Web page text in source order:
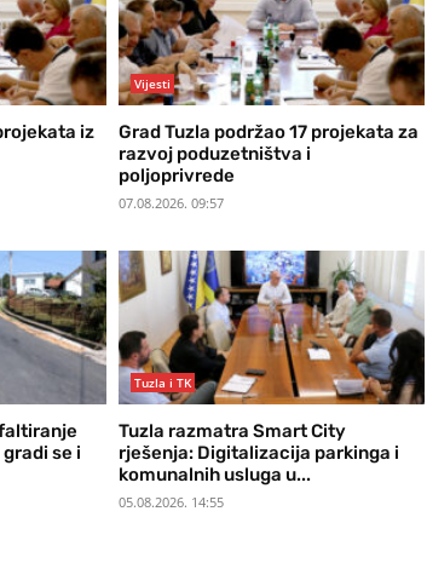
iz
Vijesti
Grad Tuzla podržao 17 projekata za
razvoj poduzetništva i
poljoprivrede
07.08.2026. 09:57
se i
Tuzla i TK
Tuzla razmatra Smart City
rješenja: Digitalizacija parkinga i
komunalnih usluga u...
05.08.2026. 14:55